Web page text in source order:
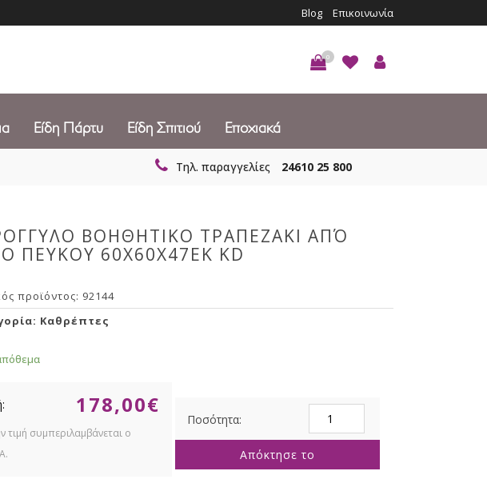
Blog Επικοινωνία
0
Είδη Πάρτυ Είδη Σπιτιού Εποχιακά
Τηλ. παραγγελίες 24610 25 800
ΒΟΗΘΗΤΙΚΟ ΤΡΑΠΕΖΑΚΙ ΑΠΌ
ΠΕΥΚΟΥ 60Χ60Χ47ΕΚ KD
προϊόντος: 92144
Καθρέπτες
178,00€
ΒΟΗΘΗΤΙΚΟ
ΤΡΑΠΕΖΑΚΙ
ΑΠΌ
ΞΥΛΟ
Απόκτησε το